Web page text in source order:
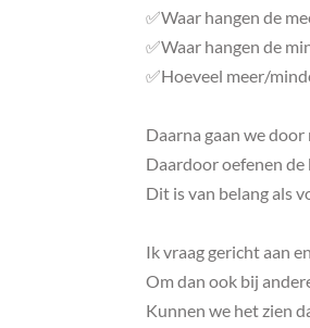
✅Waar hangen de
✅Waar hangen de
✅Hoeveel meer/
Daarna gaan we
Daardoor oefenen
Dit is van belang als
Ik vraag gericht aan
Om dan ook bij
Kunnen we het zien